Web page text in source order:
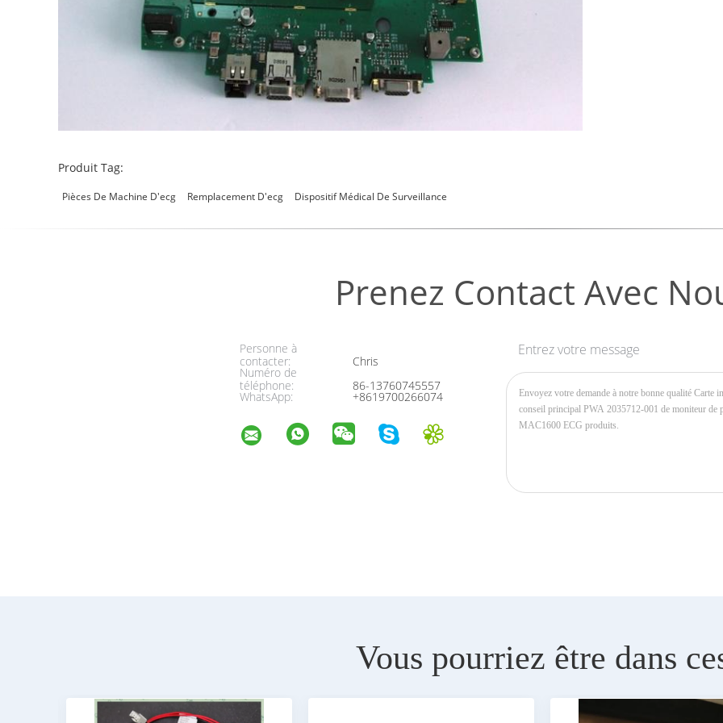
Produit Tag:
Pièces De Machine D'ecg Remplacement D'ecg Dispositif Médical De Surveillance
Prenez Contact Avec
Personne à
contacter:
Chris
Numéro de
téléphone:
86-13760745557
WhatsApp: +8619700266074
Entrez votre message
Vous pourriez être dans